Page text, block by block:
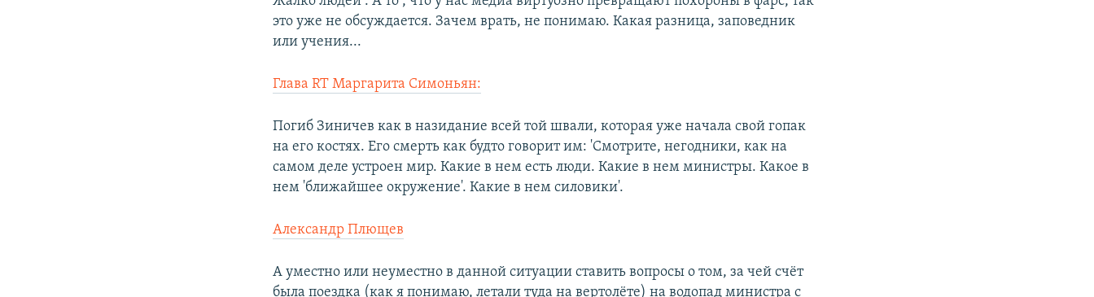
это уже не обсуждается. Зачем врать, не понимаю. Какая разница, заповедник
или учения...
Глава RT Маргарита Симоньян:
Погиб Зиничев как в назидание всей той швали, которая уже начала свой гопак
на его костях. Его смерть как будто говорит им: 'Смотрите, негодники, как на
самом деле устроен мир. Какие в нем есть люди. Какие в нем министры. Какое в
нем 'ближайшее окружение'. Какие в нем силовики'.
Александр Плющев
А уместно или неуместно в данной ситуации ставить вопросы о том, за чей счёт
была поездка (как я понимаю, летали туда на вертолёте) на водопад министра с